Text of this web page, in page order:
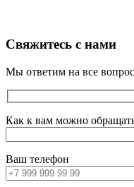
Свяжитесь с нами
Мы ответим на все
Как к вам можно
Ваш телефон